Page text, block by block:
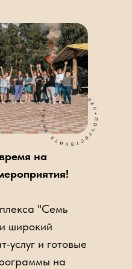
на
"Семь
широкий
услуг и готовые
на